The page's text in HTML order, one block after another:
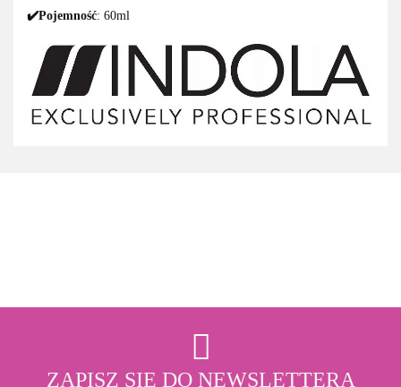
✔️Pojemność: 60ml
ZAPISZ SIĘ DO NEWSLETTERA